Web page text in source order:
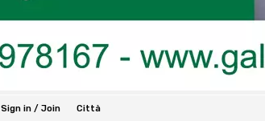
Sign in / Join Città